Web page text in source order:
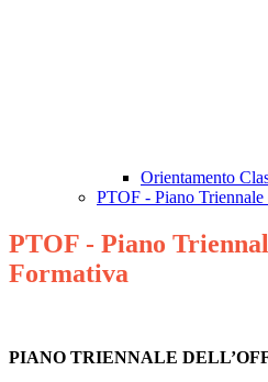
Orientamento
PTOF - Piano
PTOF - Piano
Formativa
PIANO TRIENNALE